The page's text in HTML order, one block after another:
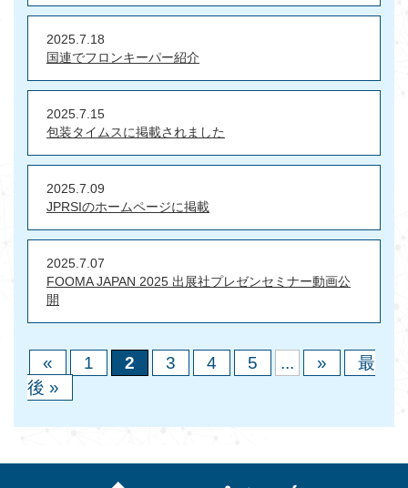
2025.7.18
国連でフロンキーパー紹介
2025.7.15
包装タイムスに掲載されました
2025.7.09
JPRSIのホームページに掲載
2025.7.07
FOOMA JAPAN 2025 出展社プレゼンセミナー動画公
開
« 1 2 3 4 5 ... »
最
後 »